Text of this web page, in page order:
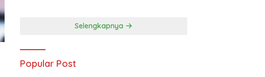
Selengkapnya
Popular Post